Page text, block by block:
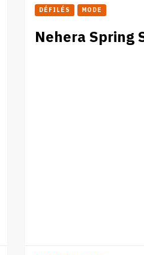
DÉFILÉS MODE
Nehera Spring